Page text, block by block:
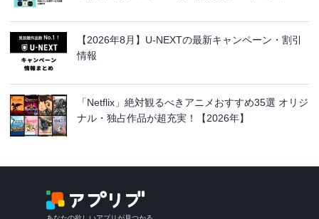
【2026年8月】U-NEXTの最新キャンペーン・割引
情報
「Netflix」絶対観るべきアニメおすすめ35選 オリジ
ナル・独占作品が超充実！【2026年】